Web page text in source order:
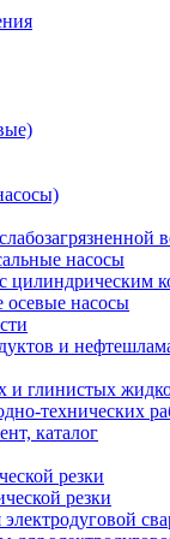
насосы
цилиндрическим
осевые насосы
и
и глинистых
технических
каталог
резки
резки